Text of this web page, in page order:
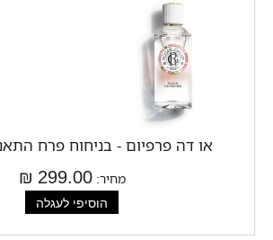
או דה פרפיום - בניחוח פרח התאנה 100
מחיר:299.00 ₪